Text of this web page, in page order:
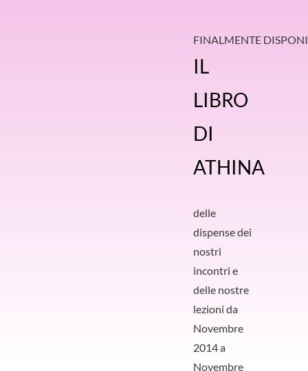
FINALMENTE
IL
LIBRO
DI
ATHINA
delle
dispense dei
nostri
incontri e
delle nostre
lezioni da
Novembre
2014 a
Novembre